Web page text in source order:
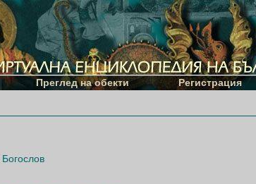
Преглед на обекти Регистрация